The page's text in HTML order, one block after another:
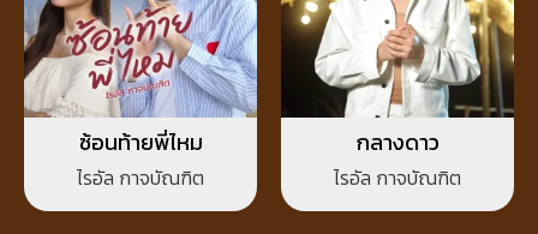
ซ้อนท้ายพี่ไหม
ไรอัล กาจบัณฑิต
กลางดาว
ไรอัล กาจบัณฑิต